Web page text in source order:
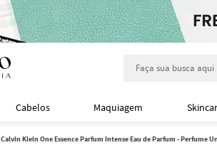
Cabelos Maquiagem
Calvin Klein One Essence Parfum Intense Eau de Parfum - Perfume